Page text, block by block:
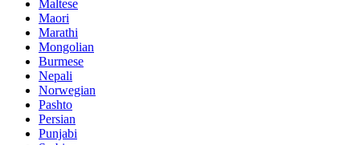
Maltese
Maori
Marathi
Mongolian
Burmese
Nepali
Norwegian
Pashto
Persian
Punjabi